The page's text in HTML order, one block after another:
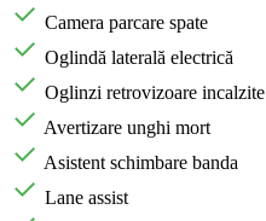
Camera parcare spate
Oglindă laterală electrică
Oglinzi retrovizoare incalzite
Avertizare unghi mort
Asistent schimbare banda
Lane assist